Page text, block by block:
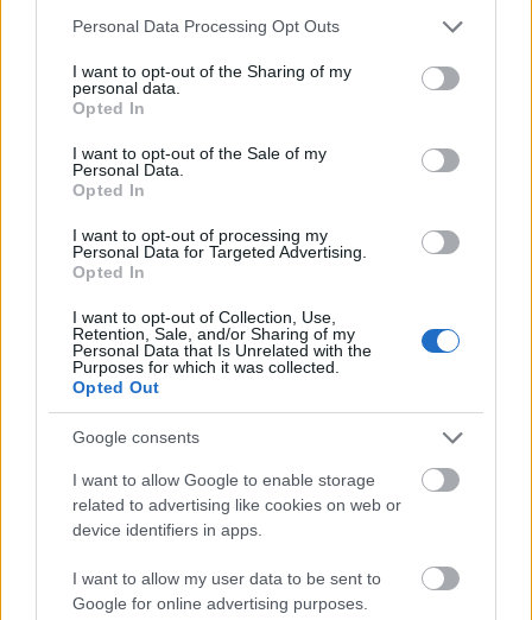
Please note that this website/app uses one or more Google
not limited to your visit or usage behaviour. You may click to
grant or deny consent to Google and its third-party tags to
use your data for below specified purposes in below Google
consent section.
Personal Data Processing Opt Outs
I want to opt-out of the Sharing of my
personal data.
Opted In
I want to opt-out of the Sale of my
Personal Data.
Opted In
I want to opt-out of processing my
Personal Data for Targeted Advertising.
Opted In
I want to opt-out of Collection, Use,
Retention, Sale, and/or Sharing of my
Personal Data that Is Unrelated with the
Purposes for which it was collected.
Opted Out
Google consents
I want to allow Google to enable storage
related to advertising like cookies on web or
device identifiers in apps.
I want to allow my user data to be sent to
Google for online advertising purposes.
λίστα σου!
18 Οκτωβρίου 2019, 12:00
Η Άμφισσα, σε απόσταση µολις 30’ από την Αράχωβα, αποτελεί την cool
πρωτεύουσα της Φωκίδας που µας δίνει την ιδανική αφορµή για ένα daily...